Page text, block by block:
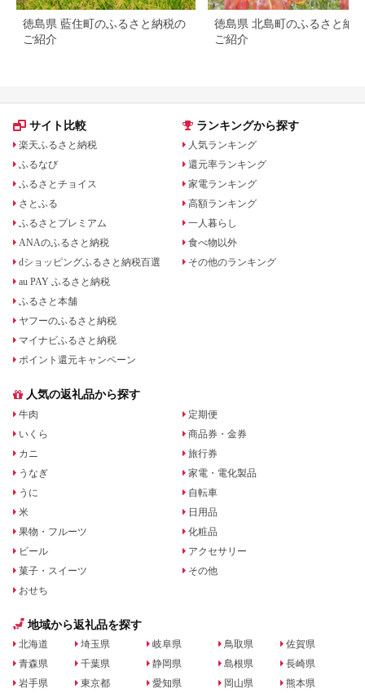
徳島県 藍住町のふるさと納税の
ご紹介
徳島県 北島町のふるさと納
ご紹介
サイト比較
楽天ふるさと納税
ふるなび
ふるさとチョイス
さとふる
ふるさとプレミアム
ANAのふるさと納税
dショッピングふるさと納税百選
au PAY ふるさと納税
ふるさと本舗
ヤフーのふるさと納税
マイナビふるさと納税
ポイント還元キャンペーン
ランキングから探す
人気ランキング
還元率ランキング
家電ランキング
高額ランキング
一人暮らし
食べ物以外
その他のランキング
人気の返礼品から探す
牛肉
いくら
カニ
うなぎ
うに
米
果物・フルーツ
ビール
菓子・スイーツ
おせち
定期便
商品券・金券
旅行券
家電・電化製品
自転車
日用品
化粧品
アクセサリー
その他
地域から返礼品を探す
北海道
青森県
岩手県
埼玉県
千葉県
東京都
岐阜県
静岡県
愛知県
鳥取県
島根県
岡山県
佐賀県
長崎県
熊本県